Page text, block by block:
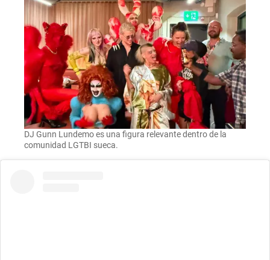
DJ Gunn Lundemo es una figura relevante dentro de la
comunidad LGTBI sueca.